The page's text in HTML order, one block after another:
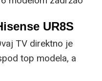
no
UR8S
TV direktno je
top modela, a